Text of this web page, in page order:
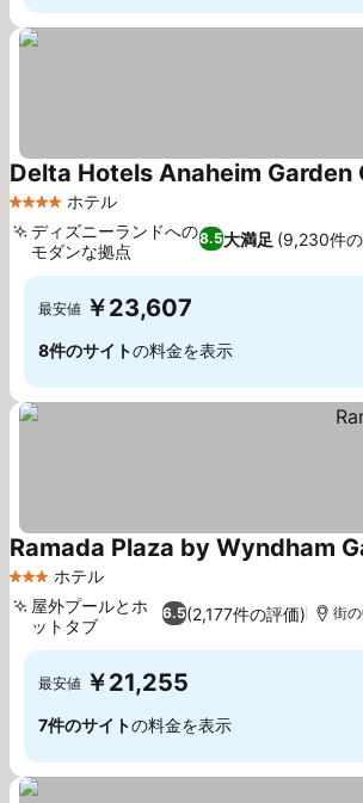
4 ホテルのランク
ホテル
Delta Hotels Anaheim Garden
8.5大満足 (9,230件
ディズニーランドへの
モダンな拠点
最安値 ￥23,607
8件のサイトの料金を表示
3 ホテルのランク
ホテル
Ramada Plaza by Wyndham
6.5(2,177件の評価)
屋外プールとホ
ットタブ
街
最安値 ￥21,255
7件のサイトの料金を表示